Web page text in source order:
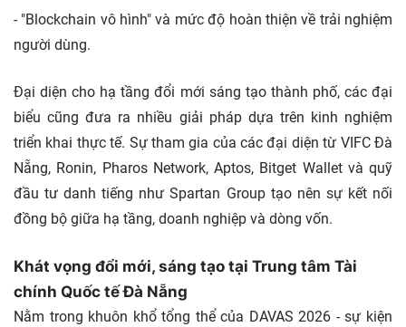
- "Blockchain vô hình" và mức độ hoàn thiện về trải nghiệm
người dùng.
Đại diện cho hạ tầng đổi mới sáng tạo thành phố, các đại
biểu cũng đưa ra nhiều giải pháp dựa trên kinh nghiệm
triển khai thực tế. Sự tham gia của các đại diện từ VIFC Đà
Nẵng, Ronin, Pharos Network, Aptos, Bitget Wallet và quỹ
đầu tư danh tiếng như Spartan Group tạo nên sự kết nối
đồng bộ giữa hạ tầng, doanh nghiệp và dòng vốn.
Khát vọng đổi mới, sáng tạo tại Trung tâm Tài
chính Quốc tế Đà Nẵng
Nằm trong khuôn khổ tổng thể của DAVAS 2026 - sự kiện